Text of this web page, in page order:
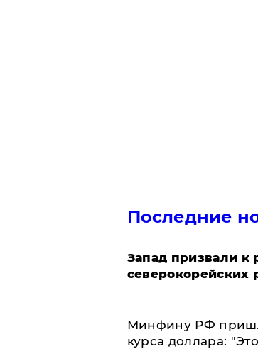
Последние
Запад призвали к
северокорейских
Минфину РФ
курса доллара: